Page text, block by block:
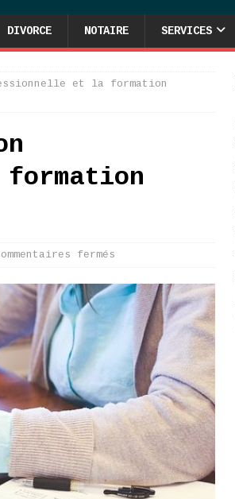
DIVORCE NOTAIRE SERVICES
et la formation
fermés